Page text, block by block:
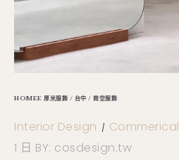
HOMEE 厚米服飾 / 台中 / 商空服飾
Interior Design Commerical
1 日 BY: cosdesign.tw